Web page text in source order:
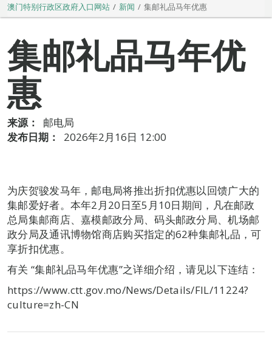
澳门特别行政区政府入口网站 新闻 集邮礼品马年优惠
集邮礼品马年优
惠
来源：
邮电局
发布日期：
2026年2月16日 12:00
为庆贺骏发马年，邮电局将推出折扣优惠以回馈广大的
集邮爱好者。本年2月20日至5月10日期间，凡在邮政
总局集邮商店、嘉模邮政分局、码头邮政分局、机场邮
政分局及通讯博物馆商店购买指定的62种集邮礼品，可
享折扣优惠。
有关 “集邮礼品马年优惠”之详细介绍，请见以下连结：
https://www.ctt.gov.mo/News/Details/FIL/11224?
culture=zh-CN